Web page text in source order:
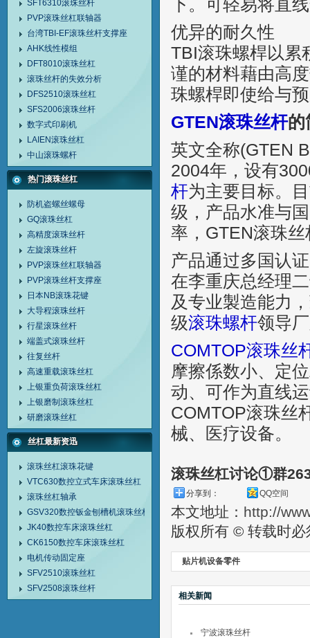
SFT6310滚珠丝杆
PVP滚珠丝杠联轴器
台湾TBI-EF滚珠丝杆支撑座
AHK线性模组
DFT8010滚珠丝杠
滚珠丝杆的失效分析
DFS2510滚珠丝杠
SFS2006滚珠丝杆
数字式印刷机
LAIEN滚珠丝杠
中山滚珠螺杆
热门滚珠丝杠
防机盗螺丝螺母
GQ滚珠丝杠
高精度滚珠丝杆
左旋滚珠丝杆
PVP滚珠丝杠联轴器
PVP滚珠丝杆支撑座
日本NB滚珠花键
大导程滚珠丝杆
行星滚珠丝杆
端盖式滚珠丝杆
往复丝杆
高速重载滚珠丝杠
上银重负荷滚珠丝杠
上银磨制滚珠丝杠
研磨滚珠丝杠
丝杠最新资迅
滚珠丝杠滚珠花键
VTC630数控立式车床滚珠丝杠
滚珠丝杠轴承
GSV320数控钣金刨槽机滚珠丝杠
JK40数控车床滚珠丝杠
CK6150数控车床滚珠丝杠
电机传动固定座
SFV2510滚珠丝杠
SFV2508滚珠丝杆
下。可轻易将直
优异的耐久性
TBI滚珠螺桿以累
谨的材料藉由高
珠螺桿即使给与
GTEN滚珠丝杆的
英文全称(GTEN
2004年，设有
杆为主要目标。
级，产品水准与
率，GTEN滚珠
产品通过多国认
在李重庆总经理
及专业製造能力
级滚珠螺杆领导
COMTOP滚珠丝
摩擦係数小、定
动、可作为直线
COMTOP滚珠丝
械、医疗设备。
滚珠丝杠讨论①群
分享到： QQ空间
本文地址： http://
版权所有 © 转载时
贴片机设备零件
相关新闻
宁波滚珠丝杆